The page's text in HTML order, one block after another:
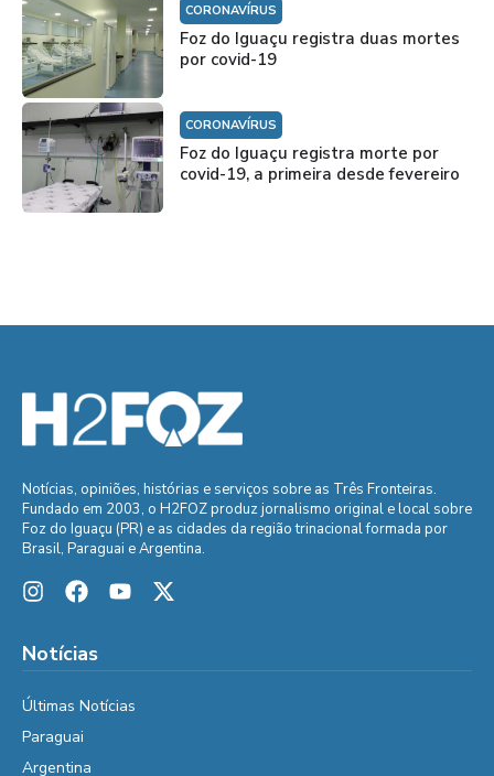
CORONAVÍRUS
Foz do Iguaçu registra duas mortes
por covid-19
CORONAVÍRUS
Foz do Iguaçu registra morte por
covid-19, a primeira desde fevereiro
Notícias, opiniões, histórias e serviços sobre as Três Fronteiras.
Fundado em 2003, o H2FOZ produz jornalismo original e local sobre
Foz do Iguaçu (PR) e as cidades da região trinacional formada por
Brasil, Paraguai e Argentina.
Notícias
Últimas Notícias
Paraguai
Argentina